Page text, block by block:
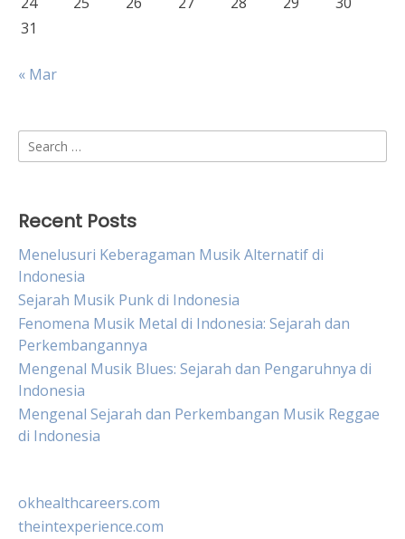
31
« Mar
Search
for:
Recent Posts
Menelusuri Keberagaman Musik Alternatif di
Indonesia
Sejarah Musik Punk di Indonesia
Fenomena Musik Metal di Indonesia: Sejarah dan
Perkembangannya
Mengenal Musik Blues: Sejarah dan Pengaruhnya di
Indonesia
Mengenal Sejarah dan Perkembangan Musik Reggae
di Indonesia
okhealthcareers.com
theintexperience.com